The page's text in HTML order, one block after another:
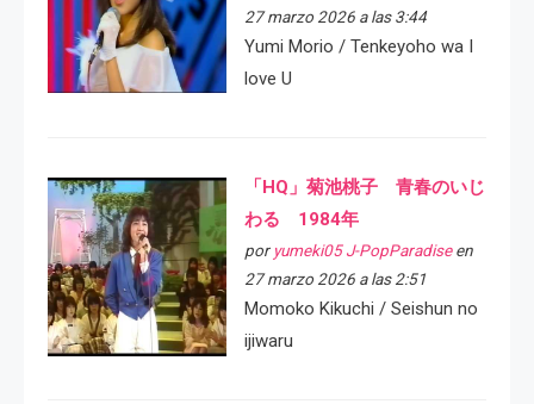
27 marzo 2026 a las 3:44
Yumi Morio / Tenkeyoho wa I
love U
「HQ」菊池桃子 青春のいじ
わる 1984年
por yumeki05 J-PopParadiseen
27 marzo 2026 a las 2:51
Momoko Kikuchi / Seishun no
ijiwaru